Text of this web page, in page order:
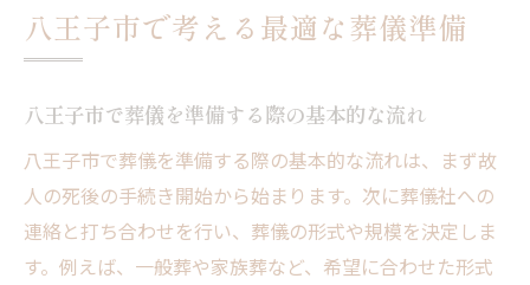
八王子市で考える最適な葬儀準備
八王子市で葬儀を準備する際の基本的な流れ
八王子市で葬儀を準備する際の基本的な流れは、まず故
人の死後の手続き開始から始まります。次に葬儀社への
連絡と打ち合わせを行い、葬儀の形式や規模を決定しま
す。例えば、一般葬や家族葬など、希望に合わせた形式